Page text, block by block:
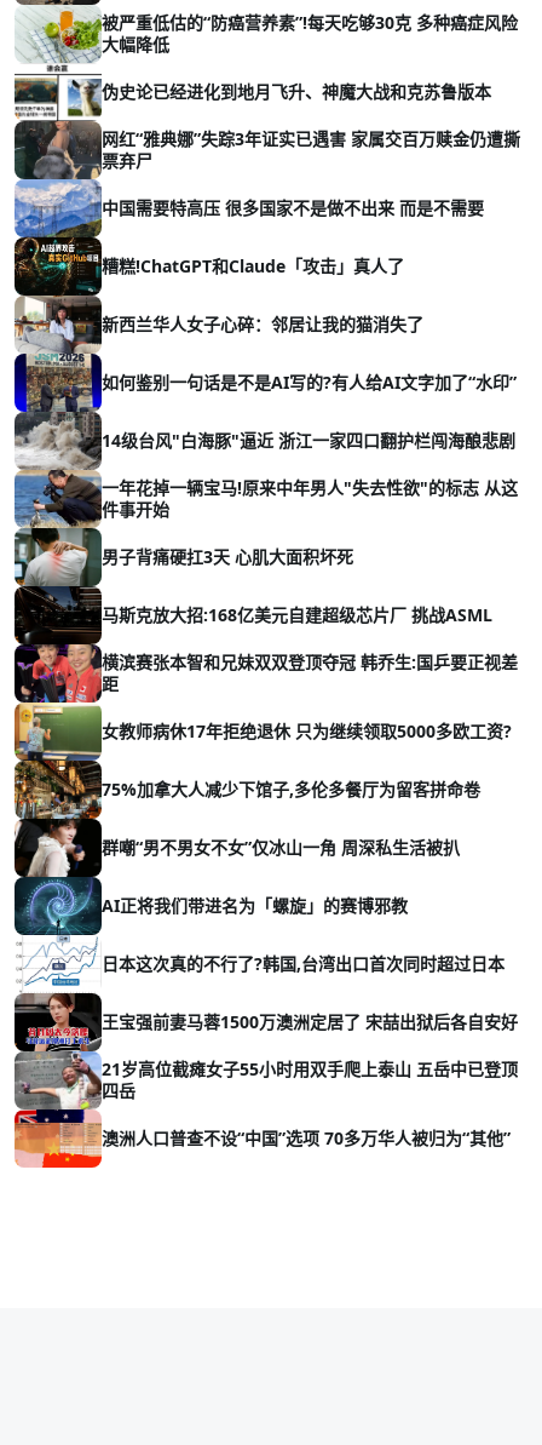
被严重低估的“防癌营养素”!每天吃够30克 多种癌症风险
大幅降低
伪史论已经进化到地月飞升、神魔大战和克苏鲁版本
网红“雅典娜”失踪3年证实已遇害 家属交百万赎金仍遭撕
票弃尸
中国需要特高压 很多国家不是做不出来 而是不需要
糟糕!ChatGPT和Claude「攻击」真人了
新西兰华人女子心碎：邻居让我的猫消失了
如何鉴别一句话是不是AI写的?有人给AI文字加了“水印”
14级台风"白海豚"逼近 浙江一家四口翻护栏闯海酿悲剧
一年花掉一辆宝马!原来中年男人"失去性欲"的标志 从这
件事开始
男子背痛硬扛3天 心肌大面积坏死
马斯克放大招:168亿美元自建超级芯片厂 挑战ASML
横滨赛张本智和兄妹双双登顶夺冠 韩乔生:国乒要正视差
距
女教师病休17年拒绝退休 只为继续领取5000多欧工资?
75%加拿大人减少下馆子,多伦多餐厅为留客拼命卷
群嘲“男不男女不女”仅冰山一角 周深私生活被扒
AI正将我们带进名为「螺旋」的赛博邪教
日本这次真的不行了?韩国,台湾出口首次同时超过日本
王宝强前妻马蓉1500万澳洲定居了 宋喆出狱后各自安好
21岁高位截瘫女子55小时用双手爬上泰山 五岳中已登顶
四岳
澳洲人口普查不设“中国”选项 70多万华人被归为“其他”